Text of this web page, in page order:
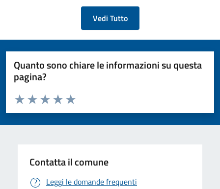
Vedi Tutto
Quanto sono chiare le informazioni su questa
pagina?
Valuta da 1 a 5 stelle la pagina
Valuta 5 stelle su 5
Valuta 4 stelle su 5
Valuta 3 stelle su 5
Valuta 2 stelle su 5
Valuta 1 stelle su 5
Contatta il comune
Leggi le domande frequenti